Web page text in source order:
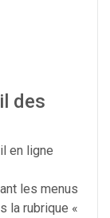
des
en ligne
les menus
la rubrique «